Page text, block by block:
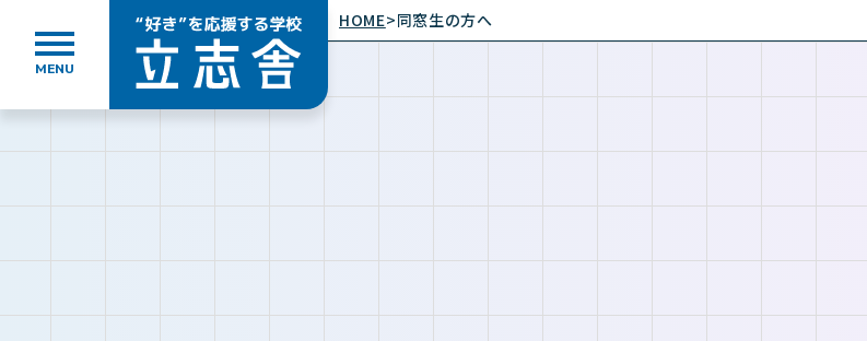
MENU
”好き”を応援する学校 立志舎
HOME>同窓生の方へ